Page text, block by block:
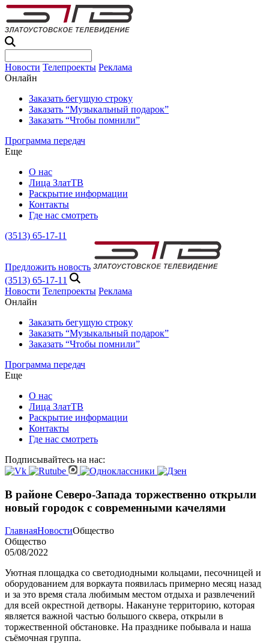
Новости Телепроекты Реклама
Онлайн
Заказать бегущую строку
Заказать “Музыкальный подарок”
Заказать “Чтобы помнили”
Программа передач
Еще
О нас
Лица ЗлатТВ
Раскрытие информации
Контакты
Где нас смотреть
(3513) 65-17-11
Предложить новость
(3513) 65-17-11
Новости Телепроекты Реклама
Онлайн
Заказать бегущую строку
Заказать “Музыкальный подарок”
Заказать “Чтобы помнили”
Программа передач
Еще
О нас
Лица ЗлатТВ
Раскрытие информации
Контакты
Где нас смотреть
Подписывайтесь на нас:
В районе Северо-Запада торжественно открыли
новый городок с современными качелями
ГлавнаяНовостиОбщество
Общество
05/08/2022
Уютная площадка со светодиодными кольцами, песочницей и
оборудованием для воркаута появилась примерно месяц назад
и за это время стала любимым местом отдыха и развлечений
для всей окрестной детворы. Накануне территорию, которая
является важной частью большого сквера, открыли в
торжественной обстановке. На празднике побывала и наша
съёмочная группа.